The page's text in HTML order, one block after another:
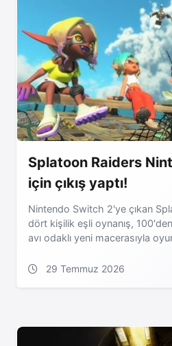
Splatoon Raiders
için çıkış yaptı!
Nintendo Switch 2'ye çıkan
dört kişilik eşli oynanış,
avı odaklı yeni macerasıyla
29 Temmuz 2026